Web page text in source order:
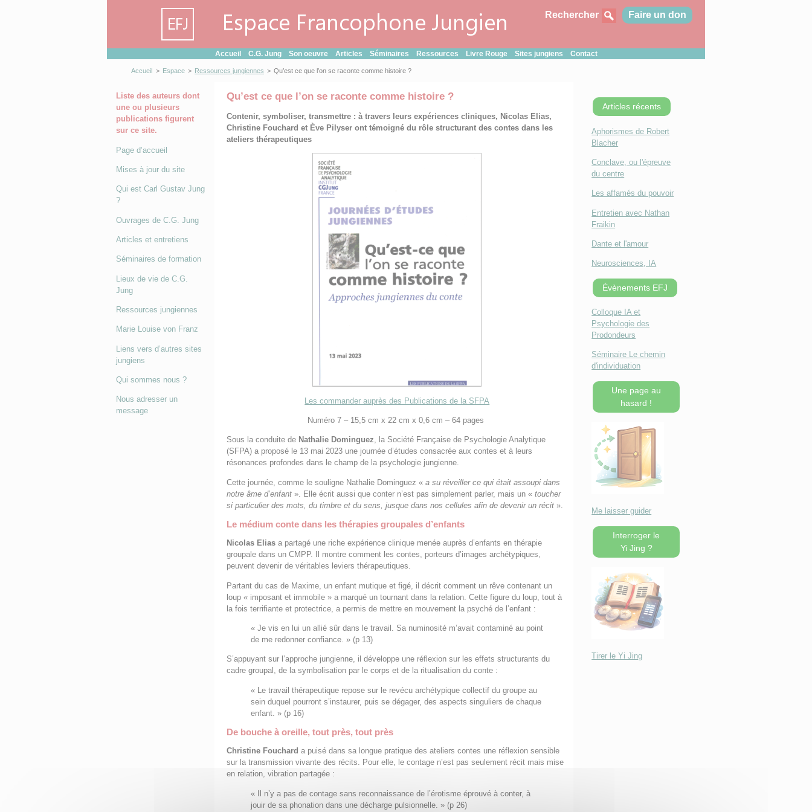
Rechercher Faire un don
Accueil C.G. Jung Son oeuvre Articles Séminaires Ressources Livre Rouge Sites jungiens Contact
Accueil > Espace > Ressources jungiennes > Qu’est ce que l’on se raconte comme histoire ?
Liste des auteurs dont
une ou plusieurs
publications figurent
sur ce site.
Page d’accueil
Mises à jour du site
Qui est Carl Gustav Jung
?
Ouvrages de C.G. Jung
Articles et entretiens
Séminaires de formation
Lieux de vie de C.G.
Jung
Ressources jungiennes
Marie Louise von Franz
Liens vers d’autres sites
jungiens
Qui sommes nous ?
Nous adresser un
message
Qu’est ce que l’on se raconte comme histoire ?
Contenir, symboliser, transmettre : à travers leurs expériences cliniques, Nicolas Elias,
Christine Fouchard et Ève Pilyser ont témoigné du rôle structurant des contes dans les
ateliers thérapeutiques
Les commander auprès des Publications de la SFPA
Numéro 7 – 15,5 cm x 22 cm x 0,6 cm – 64 pages
Sous la conduite de Nathalie Dominguez, la Société Française de Psychologie Analytique
(SFPA) a proposé le 13 mai 2023 une journée d’études consacrée aux contes et à leurs
résonances profondes dans le champ de la psychologie jungienne.
Cette journée, comme le souligne Nathalie Dominguez « a su réveiller ce qui était assoupi dans
notre âme d’enfant ». Elle écrit aussi que conter n’est pas simplement parler, mais un «toucher
si particulier des mots, du timbre et du sens, jusque dans nos cellules afin de devenir un récit ».
Le médium conte dans les thérapies groupales d’enfants
Nicolas Elias a partagé une riche expérience clinique menée auprès d’enfants en thérapie
groupale dans un CMPP. Il montre comment les contes, porteurs d’images archétypiques,
peuvent devenir de véritables leviers thérapeutiques.
Partant du cas de Maxime, un enfant mutique et figé, il décrit comment un rêve contenant un
loup « imposant et immobile » a marqué un tournant dans la relation. Cette figure du loup, tout à
la fois terrifiante et protectrice, a permis de mettre en mouvement la psyché de l’enfant :
« Je vis en lui un allié sûr dans le travail. Sa numinosité m’avait contaminé au point
de me redonner confiance. » (p 13)
S’appuyant sur l’approche jungienne, il développe une réflexion sur les effets structurants du
cadre groupal, de la symbolisation par le corps et de la ritualisation du conte :
« Le travail thérapeutique repose sur le revécu archétypique collectif du groupe au
sein duquel pourront s’instaurer, puis se dégager, des aspects singuliers de chaque
enfant. » (p 16)
De bouche à oreille, tout près, tout près
Christine Fouchard a puisé dans sa longue pratique des ateliers contes une réflexion sensible
sur la transmission vivante des récits. Pour elle, le contage n’est pas seulement récit mais mise
en relation, vibration partagée :
« Il n’y a pas de contage sans reconnaissance de l’érotisme éprouvé à conter, à
jouir de sa phonation dans une décharge pulsionnelle. » (p 26)
Articles récents
Aphorismes de Robert
Blacher
Conclave, ou l'épreuve
du centre
Les affamés du pouvoir
Entretien avec Nathan
Fraikin
Dante et l'amour
Neurosciences, IA
Évènements EFJ
Colloque IA et
Psychologie des
Prodondeurs
Séminaire Le chemin
d'individuation
Une page au
hasard !
Me laisser guider
Interroger le
Yi Jing ?
Tirer le Yi Jing